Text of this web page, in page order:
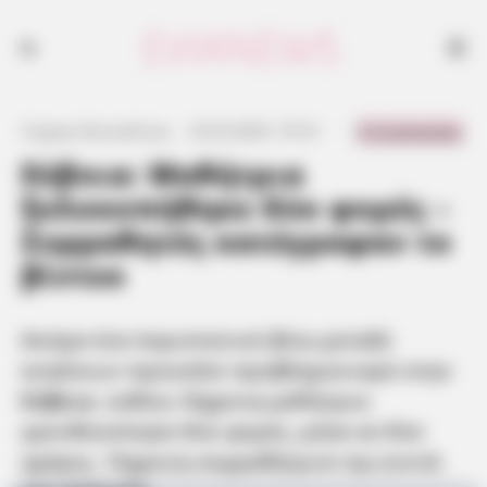
Εύβοια: Μαθήτρια
ξυλοκοπήθηκε δύο φορές –
Συμμαθητές κατέγραφαν το
βίντεο
Ακόμα ένα περιστατικό βίας μεταξύ
, καθώς 16χρονη μαθήτρια
ημέρες, 15χρονη συμμαθήτριά της κοντά